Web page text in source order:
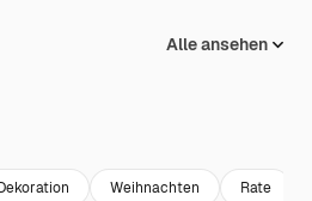
Alle ansehen
Weihnachten Rate